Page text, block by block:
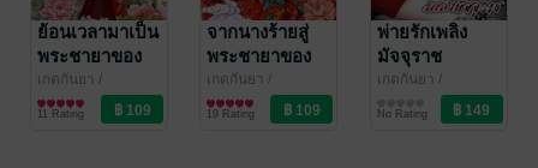
ย้อนเวลามาเป็น
พระชายาของ
ท่านอ๋องอำมหิต
เกดกันยา /
Mylovenovel
นิยายรักจีนโบราณ
11 Rating
จากนางร้ายสู่
พระชายาของ
ท่านอ๋อง
เกดกันยา /
Mylovenovel
นิยายรักจีนโบราณ
19 Rating
พ่ายรักเพลิง
มัจจุราช
เกดกันยา /
Mylovenovel
นิยายโรมานซ์
No Rating